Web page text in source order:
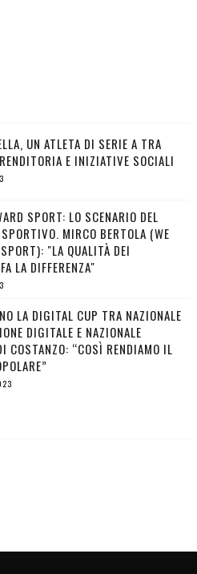
UN ATLETA DI SERIE A TRA
E INIZIATIVE SOCIALI
SPORT: LO SCENARIO DEL
MIRCO BERTOLA (WE
"LA QUALITÀ DEI
LA DIFFERENZA"
LA DIGITAL CUP TRA NAZIONALE
DIGITALE E NAZIONALE
COSTANZO: “COSÌ RENDIAMO IL